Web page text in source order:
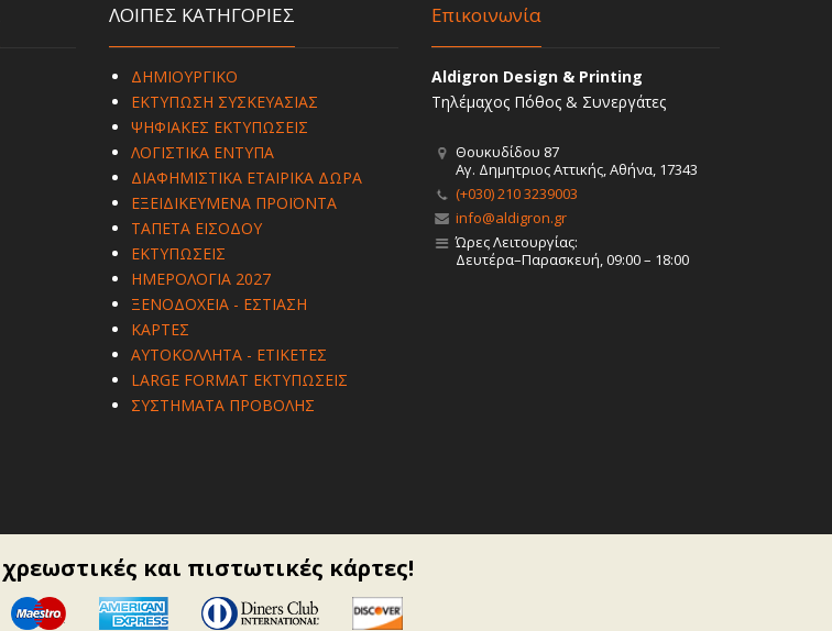
ΛΟΙΠΕΣ ΚΑΤΗΓΟΡΙΕΣ
ΔΗΜΙΟΥΡΓΙΚΟ
ΕΚΤΥΠΩΣΗ ΣΥΣΚΕΥΑΣΙΑΣ
ΨΗΦΙΑΚΕΣ ΕΚΤΥΠΩΣΕΙΣ
ΛΟΓΙΣΤΙΚΑ ΕΝΤΥΠΑ
ΔΙΑΦΗΜΙΣΤΙΚΑ ΕΤΑΙΡΙΚΑ ΔΩΡΑ
ΕΞΕΙΔΙΚΕΥΜΕΝΑ ΠΡΟΪΟΝΤΑ
ΤΑΠΕΤΑ ΕΙΣΟΔΟΥ
ΕΚΤΥΠΩΣΕΙΣ
ΗΜΕΡΟΛΟΓΙΑ 2027
ΞΕΝΟΔΟΧΕΙΑ - ΕΣΤΙΑΣΗ
ΚΑΡΤΕΣ
ΑΥΤΟΚΟΛΛΗΤΑ - ΕΤΙΚΕΤΕΣ
LARGE FORMAT ΕΚΤΥΠΩΣΕΙΣ
ΣΥΣΤΗΜΑΤΑ ΠΡΟΒΟΛΗΣ
Επικοινωνία
Aldigron Design & Printing
Τηλέμαχος Πόθος & Συνεργάτες
Θουκυδίδου 87
Αγ. Δημητριος Αττικής, Αθήνα, 17343
(+030) 210 3239003
info@aldigron.gr
Ώρες Λειτουργίας:
Δευτέρα–Παρασκευή, 09:00 – 18:00
και πιστωτικές κάρτες!